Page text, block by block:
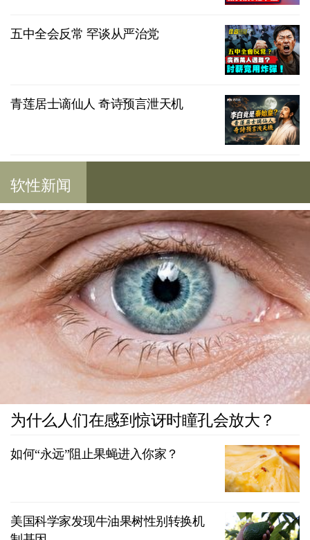
五中全会反常 罕谈从严治党
青莲居士谪仙人 奇诗预言泄天机
软性新闻
为什么人们在感到惊讶时瞳孔会放大？
如何“永远”阻止果蝇进入你家？
美国科学家发现牛油果树性别转换机